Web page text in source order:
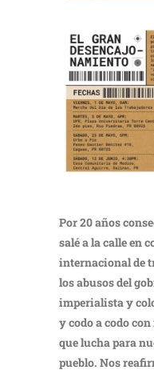
Por 20 años
salé a la calle en
internacional de
los abusos del
imperialista y
y codo a codo
que lucha para
pueblo. Nos